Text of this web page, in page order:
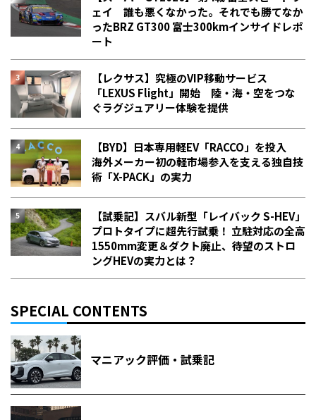
ェイ 誰も悪くなかった。それでも勝てなか
った――BRZ GT300 富士300kmインサイドレポ
ート
【レクサス】究極のVIP移動サービス
「LEXUS Flight」開始 陸・海・空をつな
ぐラグジュアリー体験を提供
【BYD】日本専用軽EV「RACCO」を投入
海外メーカー初の軽市場参入を支える独自技
術「X-PACK」の実力
【試乗記】スバル新型「レイバック S-HEV」
プロトタイプに超先行試乗！ 立駐対応の全高
1550mm変更＆ダクト廃止、待望のストロ
ングHEVの実力とは？
SPECIAL CONTENTS
マニアック評価・試乗記